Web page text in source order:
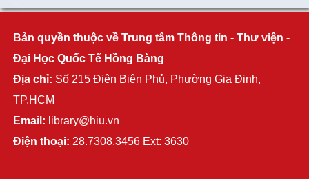
Bản quyền thuộc về Trung tâm Thông tin - Thư viện -
Đại Học Quốc Tế Hồng Bàng
Địa chỉ: Số 215 Điện Biên Phủ, Phường Gia Định,
TP.HCM
Email: library@hiu.vn
Điện thoại: 28.7308.3456 Ext: 3630